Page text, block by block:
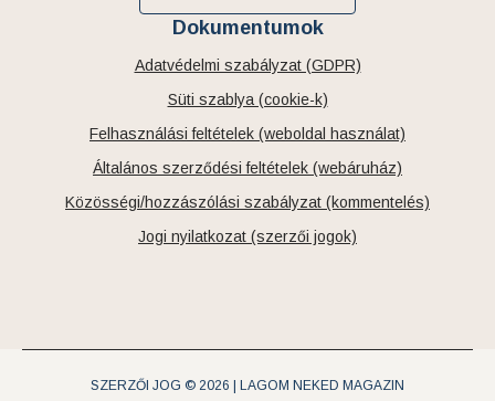
Dokumentumok
Adatvédelmi szabályzat (GDPR)
Süti szablya (cookie-k)
Felhasználási feltételek (weboldal használat)
Általános szerződési feltételek (webáruház)
Közösségi/hozzászólási szabályzat (kommentelés)
Jogi nyilatkozat (szerzői jogok)
SZERZŐI JOG © 2026 | LAGOM NEKED MAGAZIN